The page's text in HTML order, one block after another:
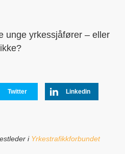
unge yrkessjåfører – eller
ikke?
Twitter Linkedin
i Yrkestrafikkforbundet